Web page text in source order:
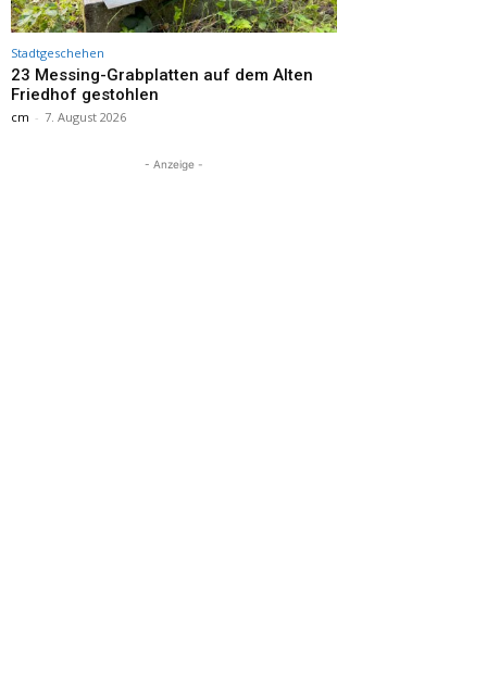
Stadtgeschehen
23 Messing-Grabplatten auf dem Alten
Friedhof gestohlen
cm - 7. August 2026
- Anzeige -